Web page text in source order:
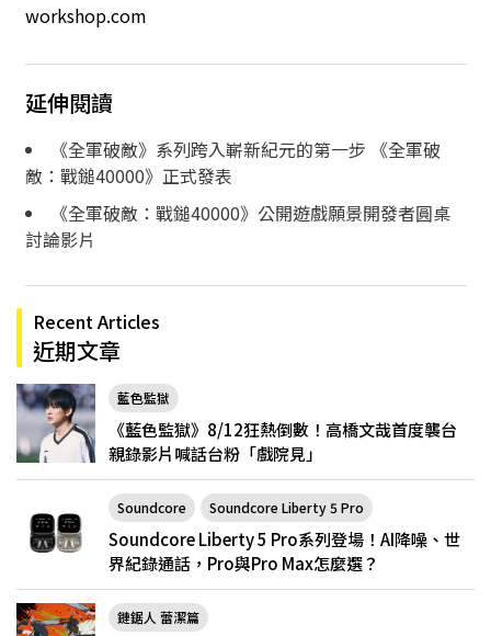
workshop.com
延伸閱讀
《全軍破敵》系列跨入嶄新紀元的第一步 《全軍破
敵：戰鎚40000》正式發表
《全軍破敵：戰鎚40000》公開遊戲願景開發者圓桌
討論影片
Recent Articles
近期文章
藍色監獄
《藍色監獄》8/12狂熱倒數！高橋文哉首度襲台
親錄影片喊話台粉「戲院見」
Soundcore Soundcore Liberty 5 Pro
Soundcore Liberty 5 Pro系列登場！AI降噪、世
界紀錄通話，Pro與Pro Max怎麼選？
鏈鋸人 蕾潔篇